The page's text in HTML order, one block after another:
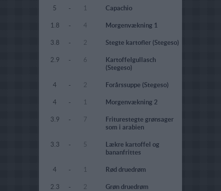
5 - 1 Capachio
1.8 - 4 Morgenvækning 1
3.8 - 2 Stegte kartofler (Stegeso)
2.9 - 6
Kartoffelgullasch
(Stegeso)
4 - 2 Forårssuppe (Stegeso)
4 - 1 Morgenvækning 2
3.9 - 7
Friturestegte grønsager
som i arabien
3.3 - 5
Lækre kartoffel og
bananfrittes
4 - 1 Rød druedrøm
2.3 - 2 Grøn druedrøm